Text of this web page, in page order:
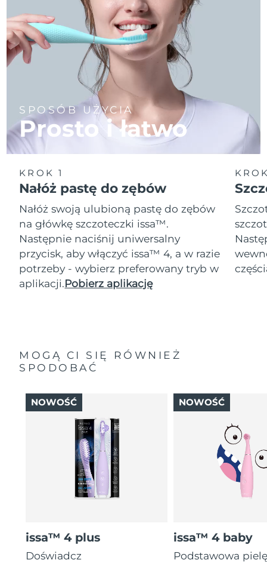
SPOSÓB UŻYCIA
Prosto i łatwo
KROK 1
Nałóż pastę do zębów
Nałóż swoją ulubioną pastę do zębów
na główkę szczoteczki issa™.
Następnie naciśnij uniwersalny
przycisk, aby włączyć issa™ 4, a w razie
potrzeby - wybierz preferowany tryb w
aplikacji.Pobierz aplikację
MOGĄ CI SIĘ RÓWNIEŻ
SPODOBAĆ
issa™ 4 plus
Doświadcz
NOWOŚĆ
issa™ 4 baby
Podstawowa
NOWOŚĆ